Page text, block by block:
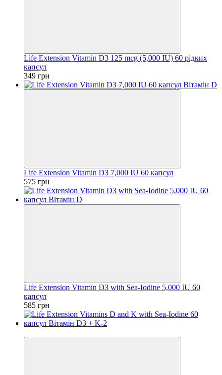
Life Extension Vitamin D3 125 mcg (5,000 IU) 60 рідких
капсул
349 грн
Life Extension Vitamin D3 7,000 IU 60 капсул
575 грн
Life Extension Vitamin D3 with Sea-Iodine 5,000 IU 60
капсул
585 грн